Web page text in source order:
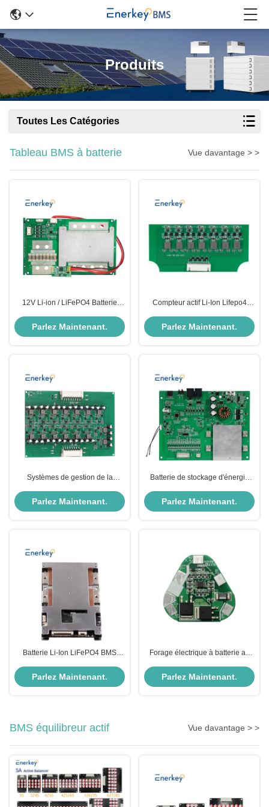
Produits
Toutes Les Catégories
Tableau BMS à batterie Vue davantage > >
12V Li-ion / LiFePO4 Batterie
protection de carte 4S 100A 150A
Type PCM
Parlez Maintenant.
Compteur actif Li-Ion Lifepo4
Avec RS485 RS232 Bt
Parlez Maintenant.
Systèmes de gestion de la
48V
Parlez Maintenant.
Batterie de stockage d'énergie
55,5V Li-ion 30A 40A 50A avec
RS485
Parlez Maintenant.
Batterie Li-Ion LiFePO4 BMS
protocole RS232 RS422 RS485
Parlez Maintenant.
Forage électrique à batterie au
courant de démarrage de pointe
Parlez Maintenant.
BMS équilibreur actif Vue davantage > >